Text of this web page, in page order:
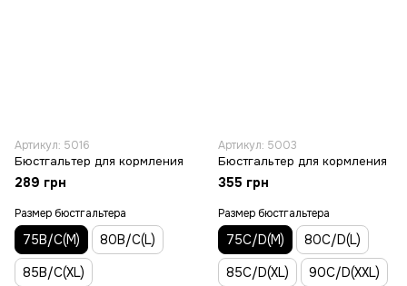
Артикул: 5016
Бюстгальтер для кормления
289 грн
Размер бюстгальтера
75В/С(M)
80В/С(L)
85В/С(XL)
Артикул: 5003
Бюстгальтер для кормления
355 грн
Размер бюстгальтера
75C/D(M)
80C/D(L)
85C/D(XL)
90C/D(XXL)